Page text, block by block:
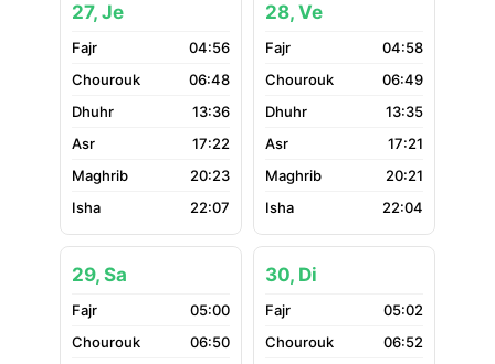
27, Je
04:56
06:48
13:36
17:22
20:23
22:07
28, Ve
04:58
06:49
13:35
17:21
20:21
22:04
29, Sa
05:00
06:50
30, Di
05:02
06:52